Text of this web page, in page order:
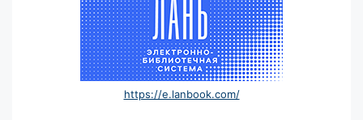
https://e.lanbook.com/